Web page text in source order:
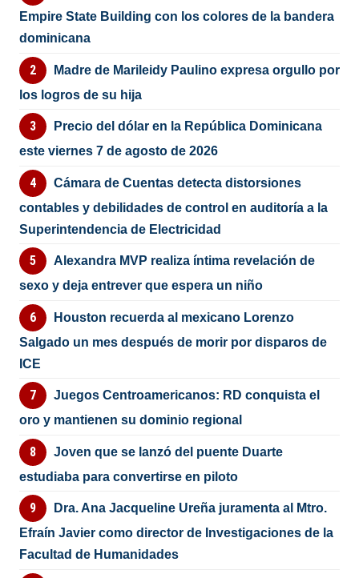
Empire State Building con los colores de la bandera
dominicana
Madre de Marileidy Paulino expresa orgullo por
los logros de su hija
Precio del dólar en la República Dominicana
este viernes 7 de agosto de 2026
Cámara de Cuentas detecta distorsiones
contables y debilidades de control en auditoría a la
Superintendencia de Electricidad
Alexandra MVP realiza íntima revelación de
sexo y deja entrever que espera un niño
Houston recuerda al mexicano Lorenzo
Salgado un mes después de morir por disparos de
ICE
Juegos Centroamericanos: RD conquista el
oro y mantienen su dominio regional
Joven que se lanzó del puente Duarte
estudiaba para convertirse en piloto
Dra. Ana Jacqueline Ureña juramenta al Mtro.
Efraín Javier como director de Investigaciones de la
Facultad de Humanidades